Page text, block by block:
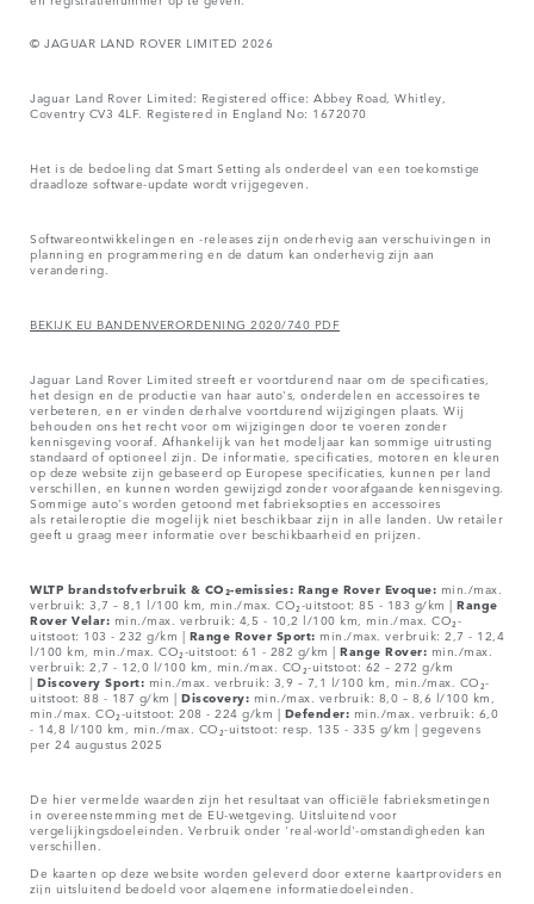
© JAGUAR LAND ROVER LIMITED 2026
Jaguar Land Rover Limited: Registered office: Abbey Road, Whitley,
Coventry CV3 4LF. Registered in England No: 1672070
Het is de bedoeling dat Smart Setting als onderdeel van een toekomstige
draadloze software-update wordt vrijgegeven.
Softwareontwikkelingen en -releases zijn onderhevig aan verschuivingen in
planning en programmering en de datum kan onderhevig zijn aan
verandering.
BEKIJK EU BANDENVERORDENING 2020/740 PDF
Jaguar Land Rover Limited streeft er voortdurend naar om de specificaties,
het design en de productie van haar auto's, onderdelen en accessoires te
verbeteren, en er vinden derhalve voortdurend wijzigingen plaats. Wij
behouden ons het recht voor om wijzigingen door te voeren zonder
kennisgeving vooraf. Afhankelijk van het modeljaar kan sommige uitrusting
standaard of optioneel zijn. De informatie, specificaties, motoren en kleuren
op deze website zijn gebaseerd op Europese specificaties, kunnen per land
verschillen, en kunnen worden gewijzigd zonder voorafgaande kennisgeving.
Sommige auto's worden getoond met fabrieksopties en accessoires
als retaileroptie die mogelijk niet beschikbaar zijn in alle landen. Uw retailer
geeft u graag meer informatie over beschikbaarheid en prijzen.
WLTP brandstofverbruik & CO₂-emissies: Range Rover Evoque: min./max.
verbruik: 3,7 – 8,1 l/100 km, min./max. CO₂-uitstoot: 85 - 183 g/km | Range
Rover Velar: min./max. verbruik: 4,5 - 10,2 l/100 km, min./max. CO₂-
uitstoot: 103 - 232 g/km | Range Rover Sport: min./max. verbruik: 2,7 - 12,4
l/100 km, min./max. CO₂-uitstoot: 61 - 282 g/km | Range Rover: min./max.
verbruik: 2,7 - 12,0 l/100 km, min./max. CO₂-uitstoot: 62 – 272 g/km
| Discovery Sport: min./max. verbruik: 3,9 – 7,1 l/100 km, min./max. CO₂-
uitstoot: 88 - 187 g/km | Discovery: min./max. verbruik: 8,0 – 8,6 l/100 km,
min./max. CO₂-uitstoot: 208 - 224 g/km | Defender: min./max. verbruik: 6,0
- 14,8 l/100 km, min./max. CO₂-uitstoot: resp. 135 - 335 g/km | gegevens
per 24 augustus 2025
De hier vermelde waarden zijn het resultaat van officiële fabrieksmetingen
in overeenstemming met de EU-wetgeving. Uitsluitend voor
vergelijkingsdoeleinden. Verbruik onder 'real-world'-omstandigheden kan
verschillen.
De kaarten op deze website worden geleverd door externe kaartproviders en
zijn uitsluitend bedoeld voor algemene informatiedoeleinden.